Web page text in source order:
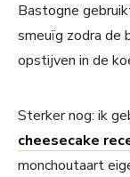
Bastogne
smeuïg zodra de
opstijven in de
Sterker nog: ik
cheesecake
monchoutaart